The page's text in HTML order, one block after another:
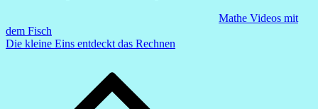
Mathe Videos mit
dem Fisch
Die kleine Eins entdeckt das Rechnen